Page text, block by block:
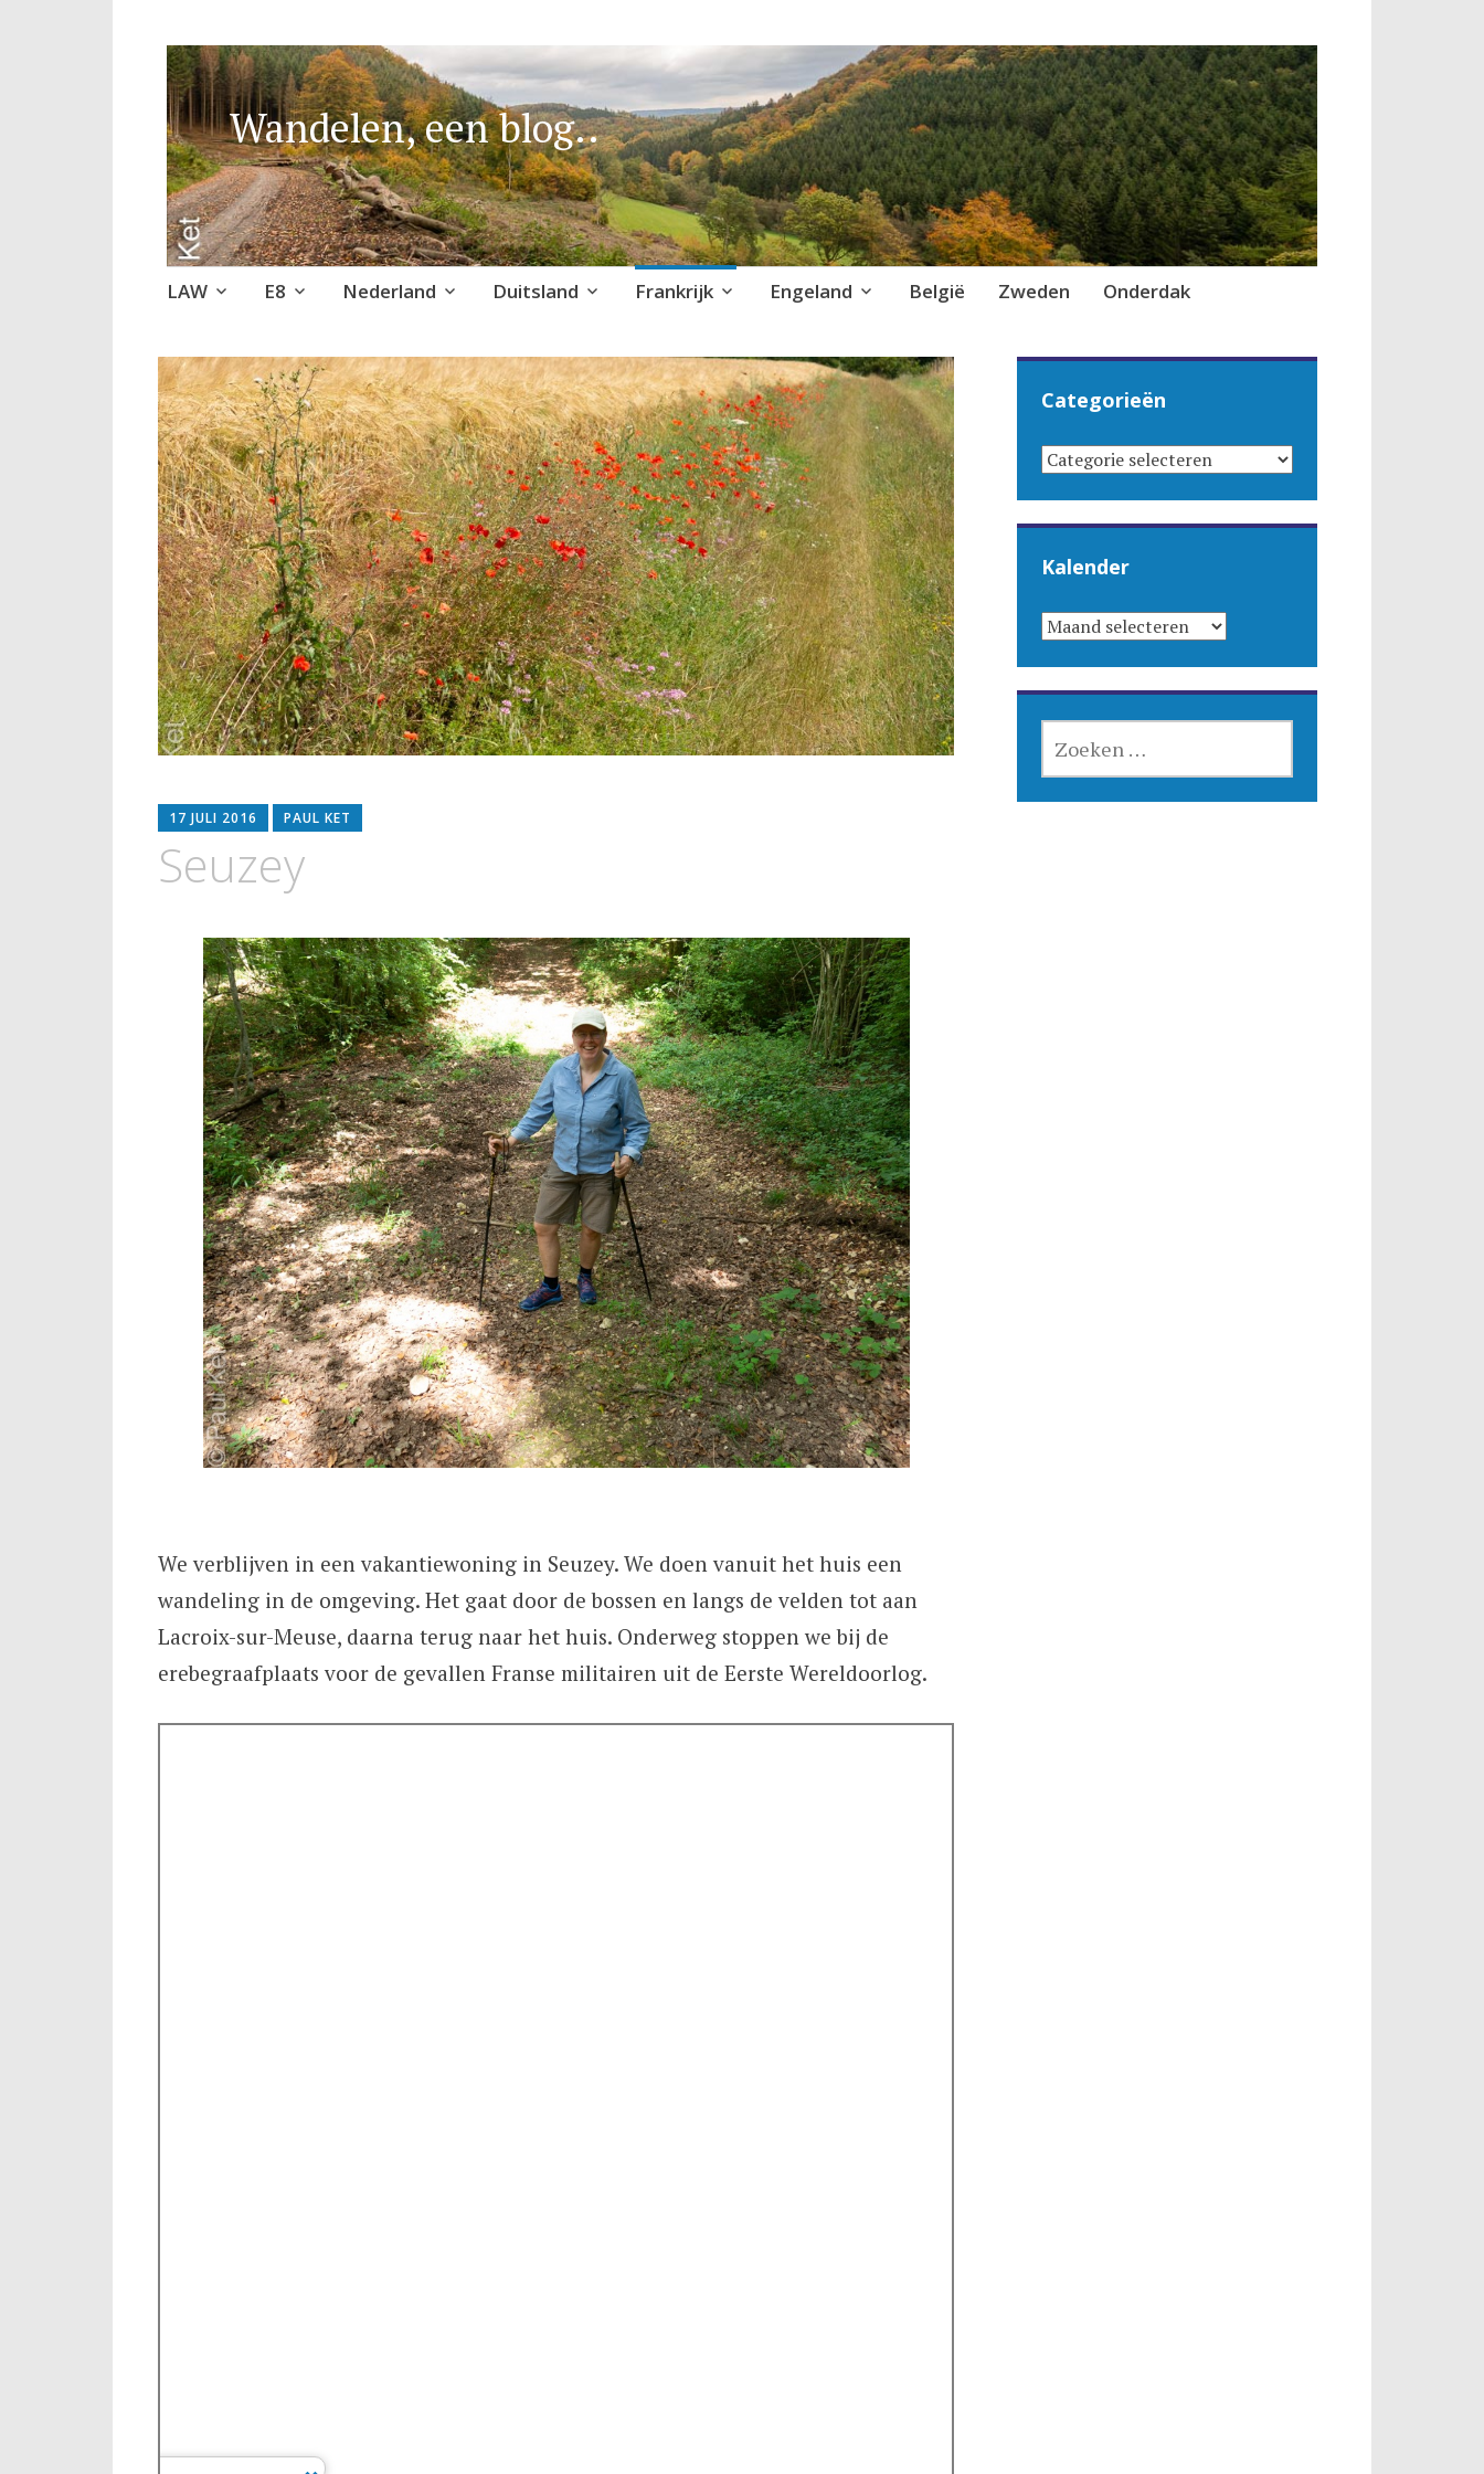
Wandelen, een blog..
Naar
springen
LAW E8 Nederland Duitsland Frankrijk Engeland België Zweden Onderdak
17 JULI 2016 PAUL KET
Seuzey
We verblijven in een vakantiewoning in Seuzey. We doen vanuit het huis een
wandeling in de omgeving. Het gaat door de bossen en langs de velden tot aan
Lacroix-sur-Meuse, daarna terug naar het huis. Onderweg stoppen we bij de
erebegraafplaats voor de gevallen Franse militairen uit de Eerste Wereldoorlog.
Categorieën
CATEGORIEËN
Kalender
KALENDER
NAAR: